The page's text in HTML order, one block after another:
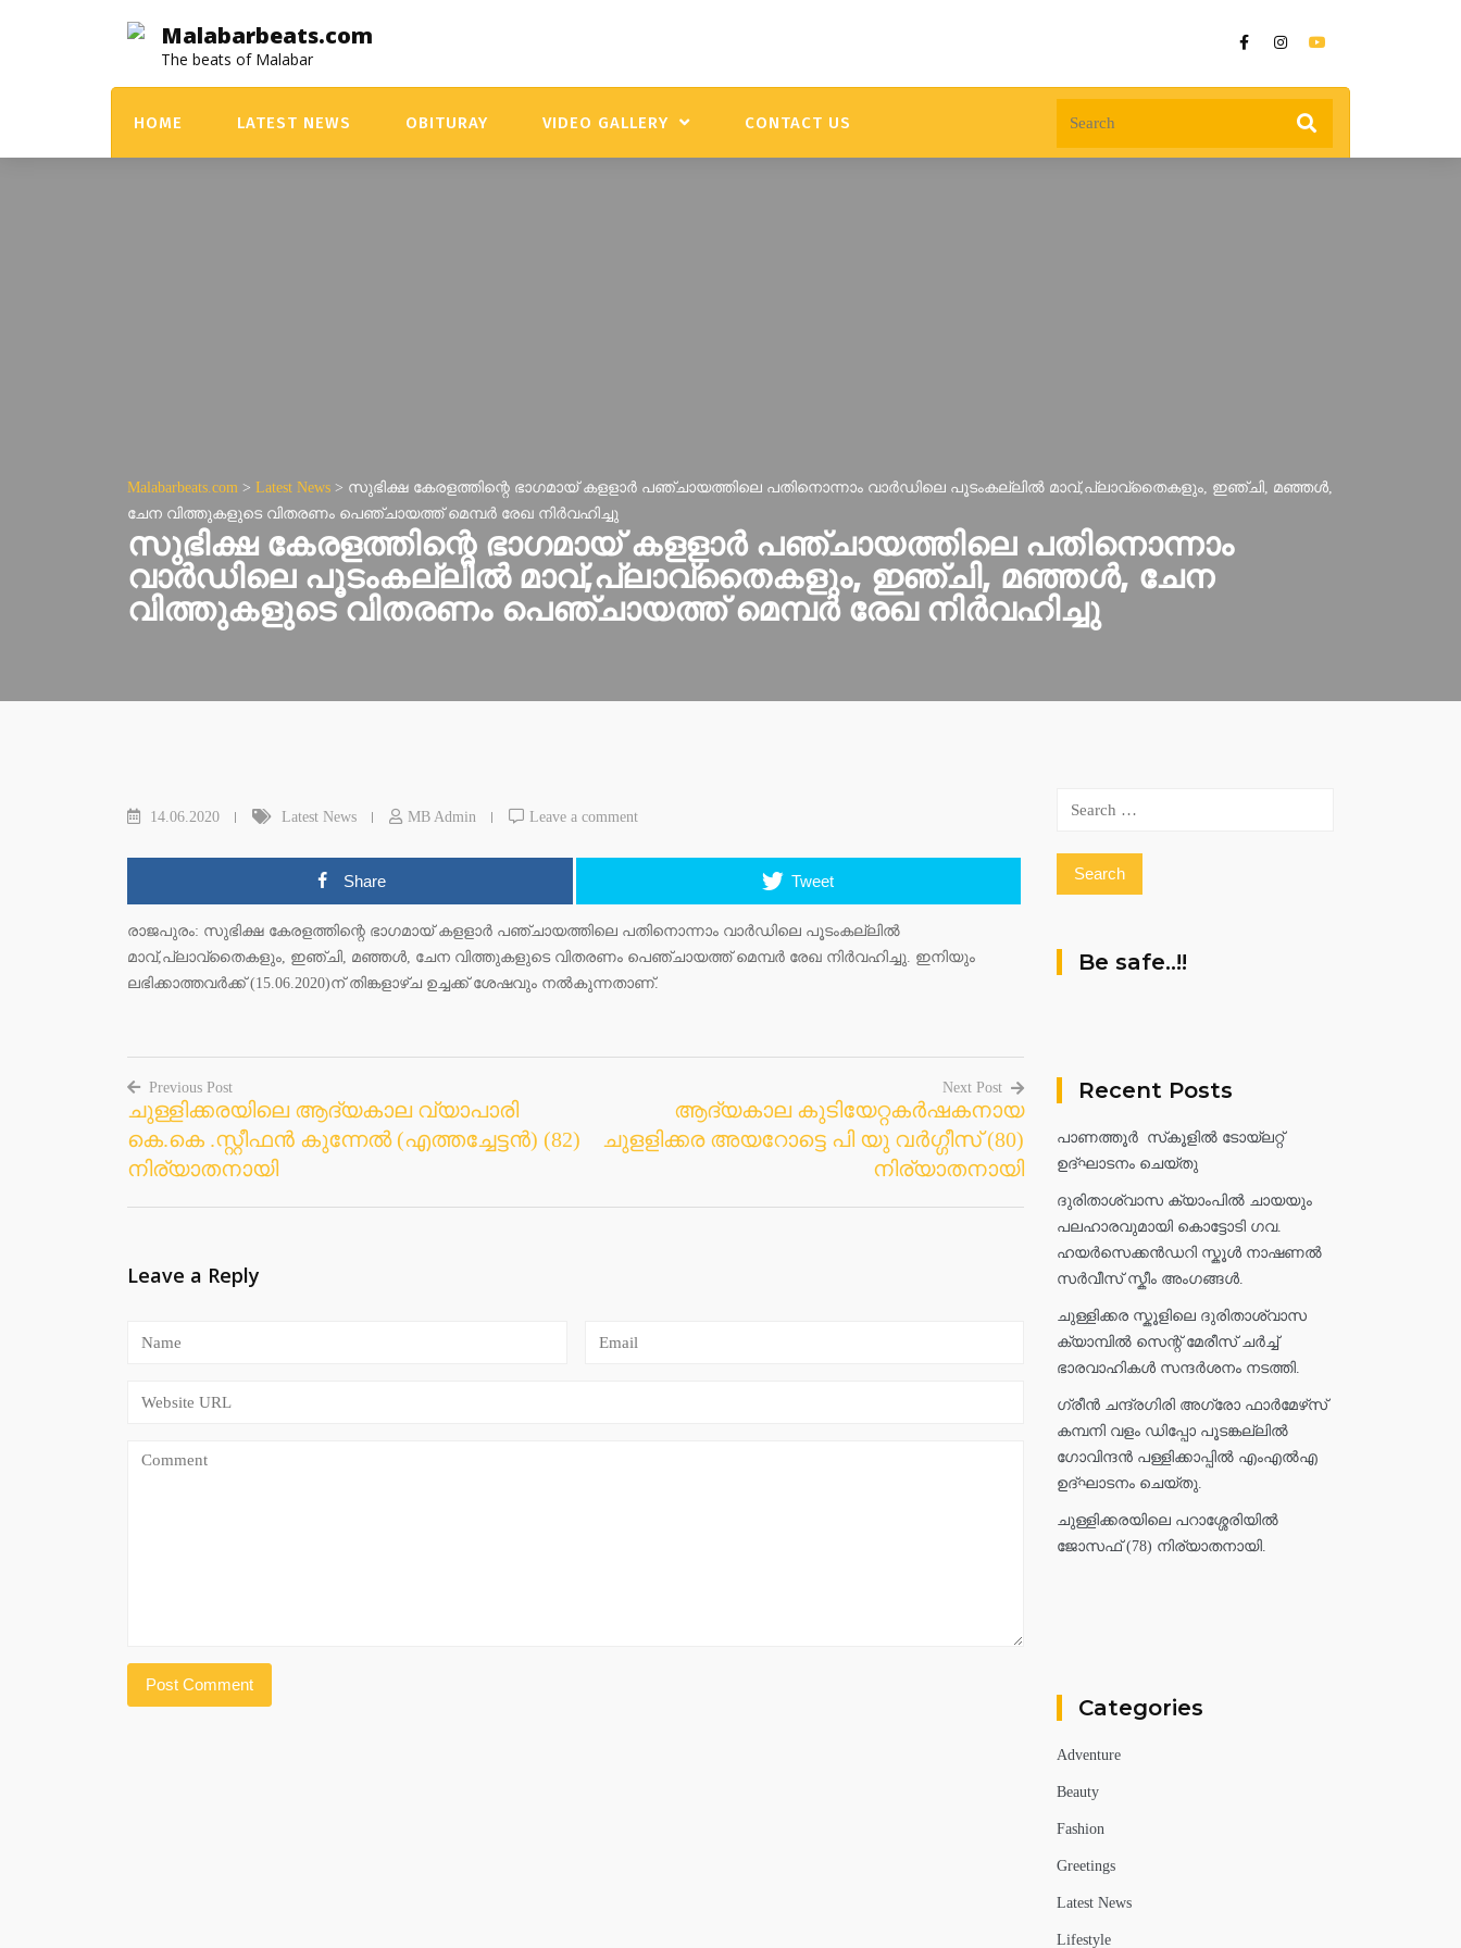
Malabarbeats.com
The beats of Malabar
HOME LATEST NEWS OBITURAY VIDEO GALLERY CONTACT US
Malabarbeats.com > Latest News > സുഭിക്ഷ കേരളത്തിന്റെ ഭാഗമായ് കളളാര്‍ പഞ്ചായത്തിലെ പതിനൊന്നാം വാര്‍ഡിലെ പൂടംകല്ലില്‍ മാവ്,പ്ലാവ്‌തൈകളും, ഇഞ്ചി, മഞ്ഞള്‍,
ചേന വിത്തുകളുടെ വിതരണം പെഞ്ചായത്ത് മെമ്പര്‍ രേഖ നിര്‍വഹിച്ചു
സുഭിക്ഷ കേരളത്തിന്റെ ഭാഗമായ് കളളാര്‍ പഞ്ചായത്തിലെ പതിനൊന്നാം
വാര്‍ഡിലെ പൂടംകല്ലില്‍ മാവ്,പ്ലാവ്‌തൈകളും, ഇഞ്ചി, മഞ്ഞള്‍, ചേന
വിത്തുകളുടെ വിതരണം പെഞ്ചായത്ത് മെമ്പര്‍ രേഖ നിര്‍വഹിച്ചു
14.06.2020 Latest News MB Admin Leave a comment
Share Tweet
രാജപുരം: സുഭിക്ഷ കേരളത്തിന്റെ ഭാഗമായ് കളളാര്‍ പഞ്ചായത്തിലെ പതിനൊന്നാം വാര്‍ഡിലെ പൂടംകല്ലില്‍
മാവ്,പ്ലാവ്‌തൈകളും, ഇഞ്ചി, മഞ്ഞള്‍, ചേന വിത്തുകളുടെ വിതരണം പെഞ്ചായത്ത് മെമ്പര്‍ രേഖ നിര്‍വഹിച്ചു. ഇനിയും
ലഭിക്കാത്തവര്‍ക്ക് (15.06.2020)ന് തിങ്കളാഴ്ച ഉച്ചക്ക് ശേഷവും നല്‍കുന്നതാണ്.
Post
navigation
Previous Post
ചുള്ളിക്കരയിലെ ആദ്യകാല വ്യാപാരി
കെ.കെ .സ്റ്റീഫന്‍ കുന്നേല്‍ (എത്തച്ചേട്ടന്‍) (82)
നിര്യാതനായി
Next Post
ആദ്യകാല കുടിയേറ്റകര്‍ഷകനായ
ചുളളിക്കര അയറോട്ടെ പി യു വര്‍ഗ്ഗീസ് (80)
നിര്യാതനായി
Leave a Reply
Be safe..!!
Recent Posts
പാണത്തൂർ സ്‌കൂളിൽ ടോയ്ലറ്റ്
ഉദ്ഘാടനം ചെയ്തു
ദുരിതാശ്വാസ ക്യാംപിൽ ചായയും
പലഹാരവുമായി കൊട്ടോടി ഗവ.
ഹയർസെക്കൻഡറി സ്കൂൾ നാഷണൽ
സർവീസ് സ്കീം അംഗങ്ങൾ.
ചുള്ളിക്കര സ്കൂളിലെ ദുരിതാശ്വാസ
ക്യാമ്പിൽ സെന്റ് മേരീസ് ചർച്ച്
ഭാരവാഹികൾ സന്ദർശനം നടത്തി.
ഗ്രീൻ ചന്ദ്രഗിരി അഗ്രോ ഫാർമേഴ്‌സ്
കമ്പനി വളം ഡിപ്പോ പൂടങ്കല്ലിൽ
ഗോവിന്ദൻ പള്ളിക്കാപ്പിൽ എംഎൽഎ
ഉദ്ഘാടനം ചെയ്തു.
ചുള്ളിക്കരയിലെ പറാശ്ശേരിയിൽ
ജോസഫ് (78) നിര്യാതനായി.
Categories
Adventure
Beauty
Fashion
Greetings
Latest News
Lifestyle